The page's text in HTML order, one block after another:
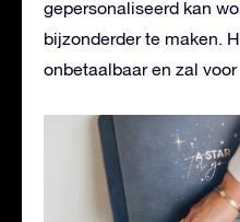
gepersonaliseerd kan
bijzonderder te maken.
onbetaalbaar en zal